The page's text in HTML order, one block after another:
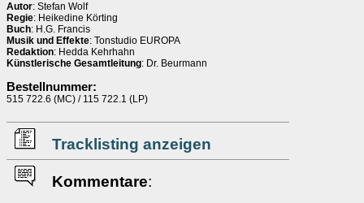
Autor: Stefan Wolf
Regie: Heikedine Körting
Buch: H.G. Francis
Musik und Effekte: Tonstudio EUROPA
Redaktion: Hedda Kehrhahn
Künstlerische Gesamtleitung: Dr. Beurmann
Bestellnummer:
515 722.6 (MC) / 115 722.1 (LP)
Tracklisting anzeigen
Kommentare: